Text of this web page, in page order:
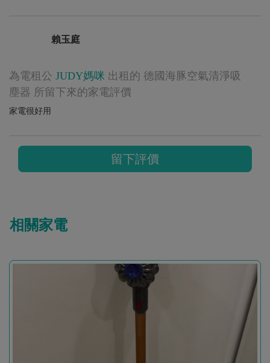
賴玉庭
為電租公 JUDY媽咪 出租的 德國海豚空氣清淨吸
塵器 所留下來的家電評價
家電很好用
留下評價
相關家電